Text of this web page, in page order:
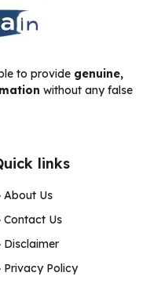
to provide genuine,
without any false
links
About Us
Contact Us
Disclaimer
Privacy Policy